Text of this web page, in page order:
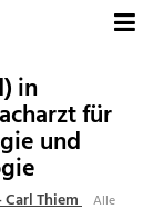
in
für
und
Carl Thiem Alle